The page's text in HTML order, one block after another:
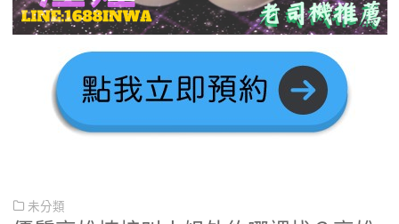
未分類